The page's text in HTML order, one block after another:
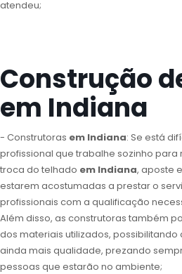
atendeu;
Construção
em Indiana
- Construtoras em Indiana: Se está
profissional que trabalhe sozinho para
troca do telhado em Indiana, aposte
estarem acostumadas a prestar o
profissionais com a qualificação
Além disso, as construtoras também
dos materiais utilizados,
ainda mais qualidade, prezando
pessoas que estarão no ambiente;